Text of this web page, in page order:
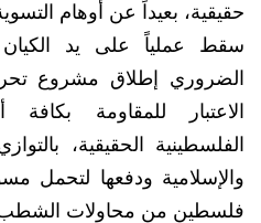
حقيقية، بعيداً عن أوهام
سقط عملياً على يد
الضروري إطلاق مشروع
الاعتبار للمقاومة
الفلسطينية الحقيقية،
والإسلامية ودفعها لتحمل
فلسطين من محاولات الشطب